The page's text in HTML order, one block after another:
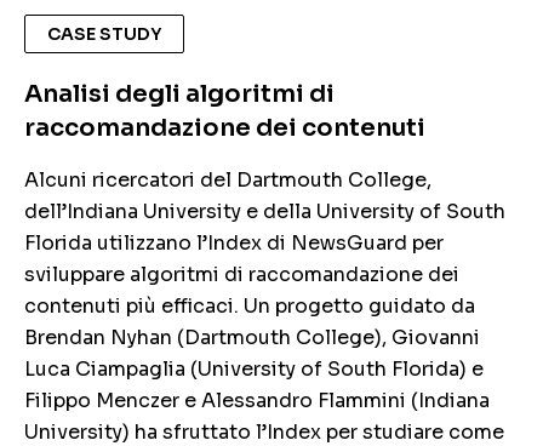
CASE STUDY
Analisi degli algoritmi di
raccomandazione dei contenuti
Alcuni ricercatori del Dartmouth College,
dell’Indiana University e della University of South
Florida utilizzano l’Index di NewsGuard per
sviluppare algoritmi di raccomandazione dei
contenuti più efficaci. Un progetto guidato da
Brendan Nyhan (Dartmouth College), Giovanni
Luca Ciampaglia (University of South Florida) e
Filippo Menczer e Alessandro Flammini (Indiana
University) ha sfruttato l’Index per studiare come